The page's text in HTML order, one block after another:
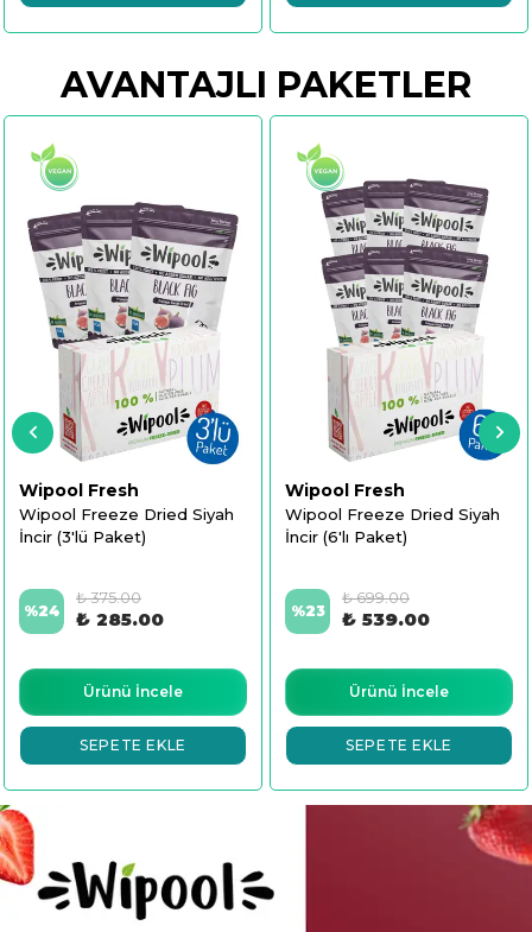
AVANTAJLI PAKETLER
Wipool Fresh
Wipool Freeze Dried Siyah
İncir (3'lü Paket)
%24
₺ 375.00
₺ 285.00
Ürünü İncele
SEPETE EKLE
Wipool Fresh
Wipool Freeze Dried Siyah
İncir (6'lı Paket)
%23
₺ 699.00
₺ 539.00
Ürünü İncele
SEPETE EKLE